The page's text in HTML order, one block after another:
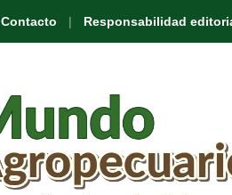
Contacto Responsabilidad